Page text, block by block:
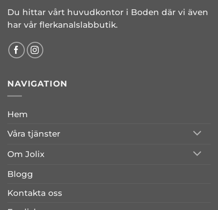
Du hittar vårt huvudkontor i Boden där vi även
har vår flerkanalslabbutik.
NAVIGATION
Hem
Våra tjänster
Om Jolix
Blogg
Kontakta oss